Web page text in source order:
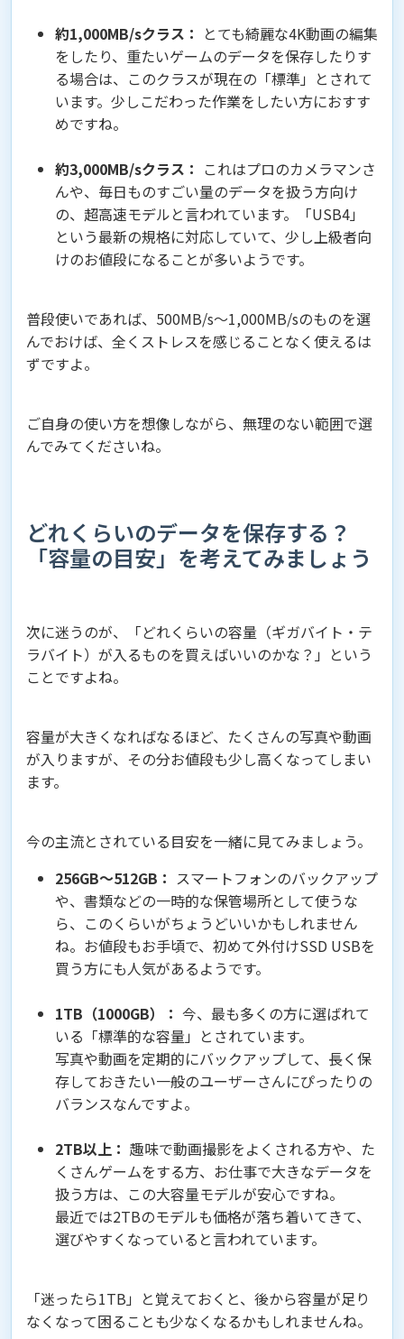
約1,000MB/sクラス： とても綺麗な4K動画の編集
をしたり、重たいゲームのデータを保存したりす
る場合は、このクラスが現在の「標準」とされて
います。少しこだわった作業をしたい方におすす
めですね。
約3,000MB/sクラス： これはプロのカメラマンさ
んや、毎日ものすごい量のデータを扱う方向け
の、超高速モデルと言われています。「USB4」
という最新の規格に対応していて、少し上級者向
けのお値段になることが多いようです。
普段使いであれば、500MB/s〜1,000MB/sのものを選
んでおけば、全くストレスを感じることなく使えるは
ずですよ。
ご自身の使い方を想像しながら、無理のない範囲で選
んでみてくださいね。
どれくらいのデータを保存する？
「容量の目安」を考えてみましょう
次に迷うのが、「どれくらいの容量（ギガバイト・テ
ラバイト）が入るものを買えばいいのかな？」という
ことですよね。
容量が大きくなればなるほど、たくさんの写真や動画
が入りますが、その分お値段も少し高くなってしまい
ます。
今の主流とされている目安を一緒に見てみましょう。
256GB〜512GB： スマートフォンのバックアップ
や、書類などの一時的な保管場所として使うな
ら、このくらいがちょうどいいかもしれません
ね。お値段もお手頃で、初めて外付けSSD USBを
買う方にも人気があるようです。
1TB（1000GB）： 今、最も多くの方に選ばれて
いる「標準的な容量」とされています。
写真や動画を定期的にバックアップして、長く保
存しておきたい一般のユーザーさんにぴったりの
バランスなんですよ。
2TB以上： 趣味で動画撮影をよくされる方や、た
くさんゲームをする方、お仕事で大きなデータを
扱う方は、この大容量モデルが安心ですね。
最近では2TBのモデルも価格が落ち着いてきて、
選びやすくなっていると言われています。
「迷ったら1TB」と覚えておくと、後から容量が足り
なくなって困ることも少なくなるかもしれませんね。